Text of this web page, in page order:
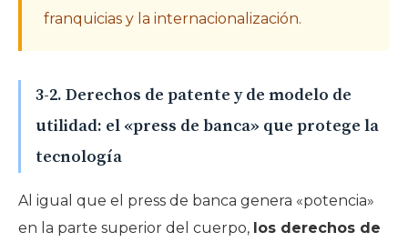
franquicias y la internacionalización.
3-2. Derechos de patente y de modelo de
utilidad: el «press de banca» que protege la
tecnología
Al igual que el press de banca genera «potencia»
en la parte superior del cuerpo, los derechos de